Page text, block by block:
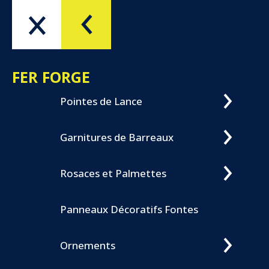
Menu
FER FORGE
Pointes de Lance
Garnitures de Barreaux
Rosaces et Palmettes
Panneaux Décoratifs Fontes
Ornements